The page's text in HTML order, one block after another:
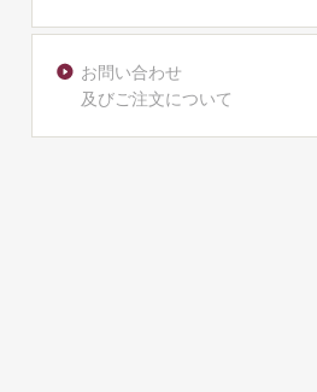
お問い合わせ
及びご注文について